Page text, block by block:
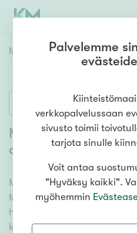
Myyntikohteet
Huoneluku
1h 2h 3h
Asuntotyyppi
Kerros-/luhtitalo
Rivitalo/paritalo
Omakoti-/erillistalo
Lisää hakuehtoja
Myytävät mökit ja
asunnot Mikkeli (4)
Meiltä löydät myytävät
Mikkeli, olitpa etsimässä
hiihtomajaa. Useat
kiinteistönvälittäjien
Palvelemme
verkkopalvelussaan
sivusto toimii
tarjota sinulle
Voit antaa
"Hyväksy kaikki".
myöhemmin